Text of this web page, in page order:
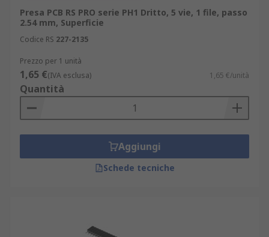
Presa PCB RS PRO serie PH1 Dritto, 5 vie, 1 file, passo
2.54 mm, Superficie
Codice RS 227-2135
Prezzo per 1 unità
1,65 €(IVA esclusa) 1,65 €/unità
Quantità
Aggiungi
Schede tecniche